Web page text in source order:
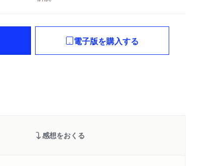
電子版を購入する
感想をおくる